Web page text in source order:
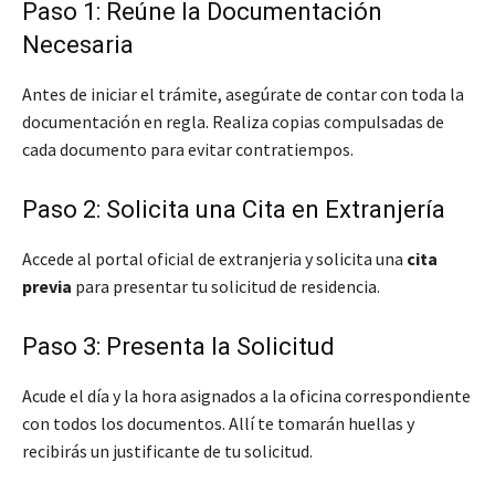
Paso 1: Reúne la Documentación
Necesaria
Antes de iniciar el trámite, asegúrate de contar con toda la
documentación en regla. Realiza copias compulsadas de
cada documento para evitar contratiempos.
Paso 2: Solicita una Cita en Extranjería
Accede al portal oficial de extranjeria y solicita una cita
previa para presentar tu solicitud de residencia.
Paso 3: Presenta la Solicitud
Acude el día y la hora asignados a la oficina correspondiente
con todos los documentos. Allí te tomarán huellas y
recibirás un justificante de tu solicitud.